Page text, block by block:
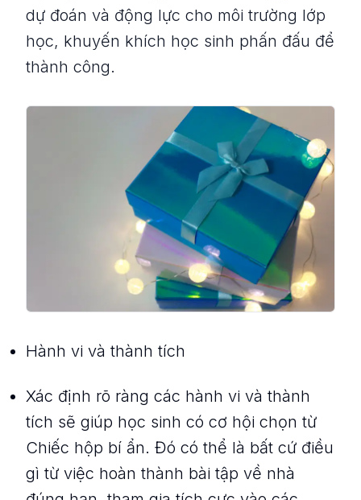
dự đoán và động lực cho môi trường lớp
học, khuyến khích học sinh phấn đấu để
thành công.
Hành vi và thành tích
Xác định rõ ràng các hành vi và thành
tích sẽ giúp học sinh có cơ hội chọn từ
Chiếc hộp bí ẩn. Đó có thể là bất cứ điều
gì từ việc hoàn thành bài tập về nhà